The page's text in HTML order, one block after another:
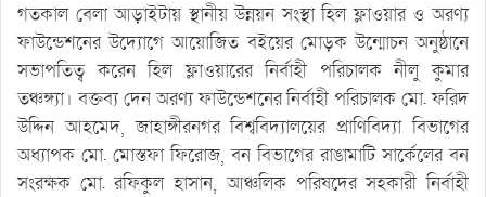
গতকাল বেলা আড়াইটায় স্থানীয় উন্নয়ন সংস্থা হিল ফ্লাওয়ার ও অরণ্য
ফাউন্ডেশনের উদ্যোগে আয়োজিত বইয়ের মোড়ক উন্মোচন অনুষ্ঠানে
সভাপতিত্ব করেন হিল ফ্লাওয়ারের নির্বাহী পরিচালক নীলু কুমার
তঞ্চঙ্গ্যা। বক্তব্য দেন অরণ্য ফাউন্ডেশনের নির্বাহী পরিচালক মো. ফরিদ
উদ্দিন আহমেদ, জাহাঙ্গীরনগর বিশ্ববিদ্যালয়ের প্রাণিবিদ্যা বিভাগের
অধ্যাপক মো. মোস্তফা ফিরোজ, বন বিভাগের রাঙামাটি সার্কেলের বন
সংরক্ষক মো. রফিকুল হাসান, আঞ্চলিক পরিষদের সহকারী নির্বাহী